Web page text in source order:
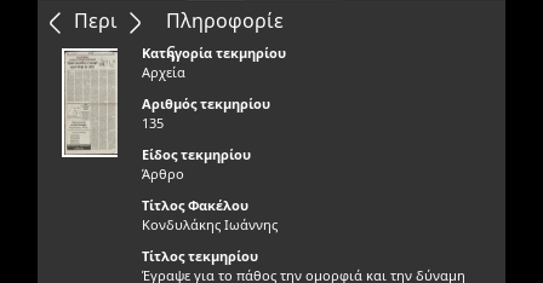
Περιεχόμενα
Επόμενο
Τελευταίο
Πληροφορίε
ς
Κατηγορία τεκμηρίου
Αρχεία
Αριθμός τεκμηρίου
135
Είδος τεκμηρίου
Άρθρο
Τίτλος Φακέλου
Κονδυλάκης Ιωάννης
Τίτλος τεκμηρίου
Έγραψε για το πάθος την ομορφιά και την δύναμη